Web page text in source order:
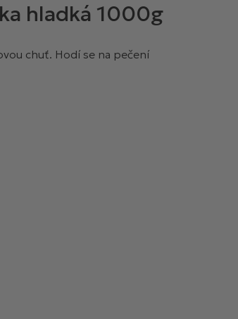
hladká 1000g
chuť. Hodí se na pečení